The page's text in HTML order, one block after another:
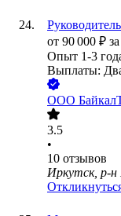
от 90 000 ₽
Опыт 1-3
Выплаты:
ООО
3.5
•
10 отзывов
Иркутск, р-